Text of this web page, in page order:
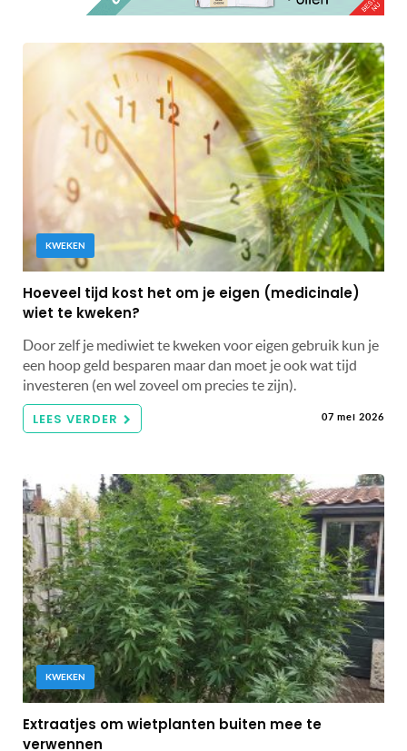
KWEKEN
Hoeveel tijd kost het om je eigen (medicinale)
wiet te kweken?
Door zelf je mediwiet te kweken voor eigen gebruik kun je
een hoop geld besparen maar dan moet je ook wat tijd
investeren (en wel zoveel om precies te zijn).
LEES VERDER 07 mei 2026
KWEKEN
Extraatjes om wietplanten buiten mee te
verwennen